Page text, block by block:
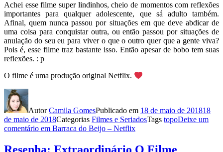
Achei esse filme super lindinhos, cheio de momentos com reflexões
importantes para qualquer adolescente, que sá adulto também.
Afinal, quem nunca passou por situações em que deve abdicar de
uma coisa para conquistar outra, ou então passou por situações de
anulação do seu eu para viver o que o outro quer que a gente viva?
Pois é, esse filme traz bastante isso. Então apesar de bobo tem suas
reflexões. : p
O filme é uma produção original Netflix.
AutorCamila GomesPublicado em 18 de maio de 201818
de maio de 2018Categorias Filmes e SeriadosTags topoDeixe um
comentário em Barraca do Beijo – Netflix
Resenha: Extraordinário O Filme